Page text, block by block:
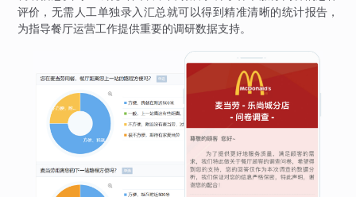
评价，无需人工单独录入汇总就可以得到精准清晰的统计报告，
为指导餐厅运营工作提供重要的调研数据支持。